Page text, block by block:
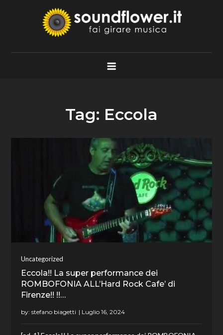
Soundflower.it
Fai Girare Musica
Tag: Eccola
Uncategorized
Eccola!! La super performance dei
ROMBOFONIA ALL’Hard Rock Cafe’ di
Firenze!! !!…
by:stefano biagetti